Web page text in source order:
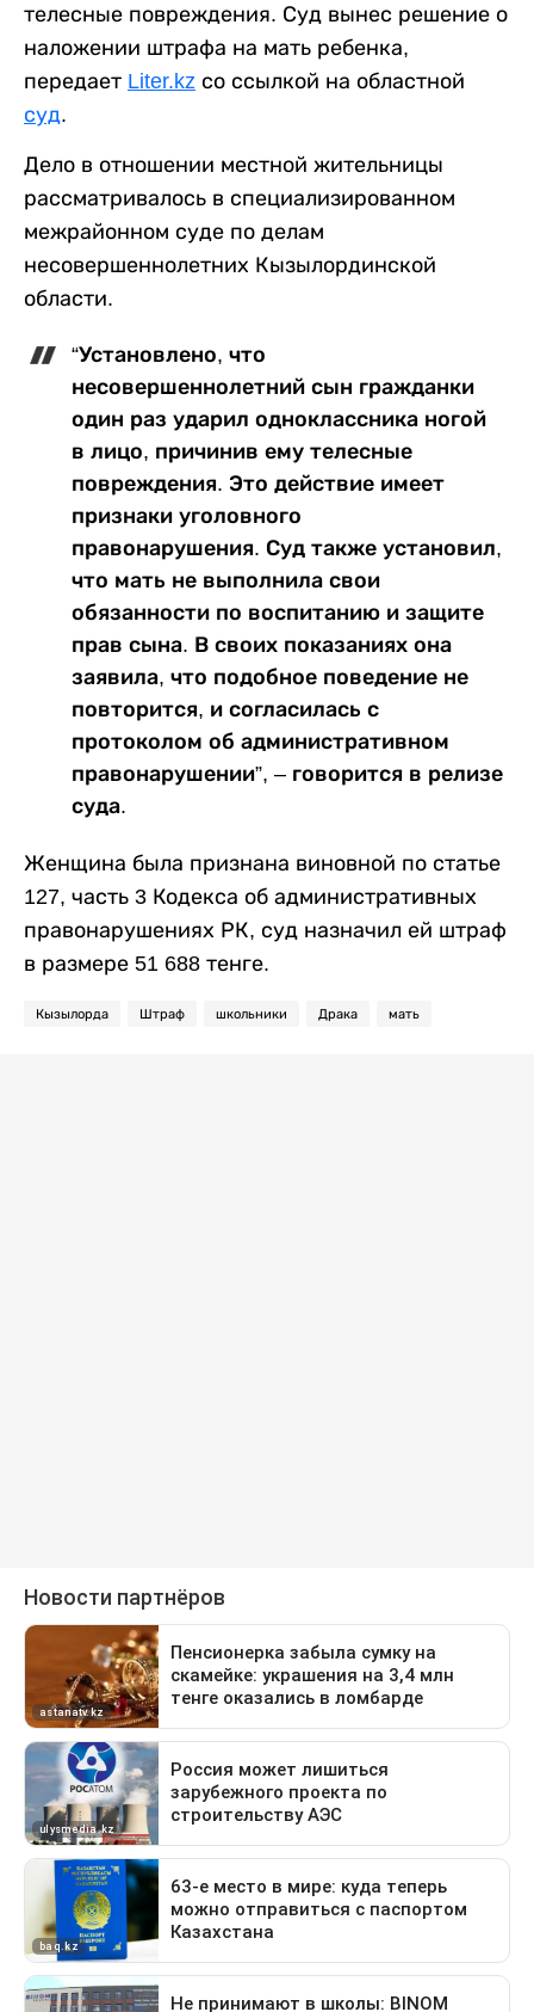
телесные повреждения. Суд вынес решение о
наложении штрафа на мать ребенка,
передает Liter.kz со ссылкой на областной
суд.
Дело в отношении местной жительницы
рассматривалось в специализированном
межрайонном суде по делам
несовершеннолетних Кызылординской
области.
“Установлено, что
несовершеннолетний сын гражданки
один раз ударил одноклассника ногой
в лицо, причинив ему телесные
повреждения. Это действие имеет
признаки уголовного
правонарушения. Суд также установил,
что мать не выполнила свои
обязанности по воспитанию и защите
прав сына. В своих показаниях она
заявила, что подобное поведение не
повторится, и согласилась с
протоколом об административном
правонарушении”, – говорится в релизе
суда.
Женщина была признана виновной по статье
127, часть 3 Кодекса об административных
правонарушениях РК, суд назначил ей штраф
в размере 51 688 тенге.
Кызылорда Штраф школьники Драка мать